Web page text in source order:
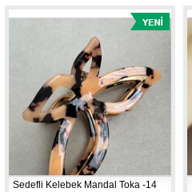
Sedefli Kelebek Mandal Toka -14